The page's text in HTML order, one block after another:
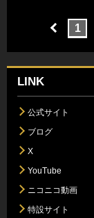
1
LINK
公式サイト
ブログ
X
YouTube
ニコニコ動画
特設サイト